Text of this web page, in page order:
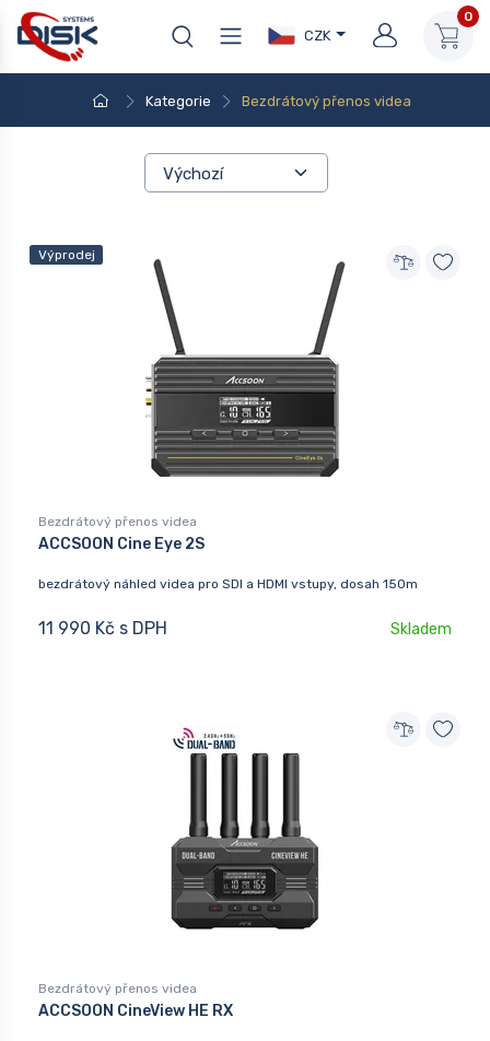
CZK
0
Kategorie Bezdrátový přenos videa
Výprodej
Bezdrátový přenos videa
ACCSOON Cine Eye 2S
bezdrátový náhled videa pro SDI a HDMI vstupy, dosah 150m
11 990 Kč s DPH Skladem
Bezdrátový přenos videa
ACCSOON CineView HE RX